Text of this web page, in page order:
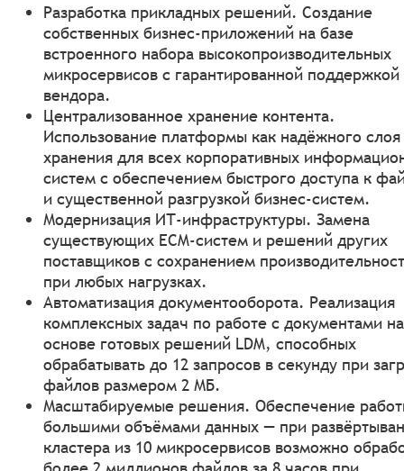
Разработка прикладных решений. Создание
собственных бизнес-приложений на базе
встроенного набора высокопроизводительных
микросервисов с гарантированной поддержкой
вендора.
Централизованное хранение контента.
Использование платформы как надёжного слоя
хранения для всех корпоративных
систем с обеспечением быстрого доступа к
и существенной разгрузкой бизнес-систем.
Модернизация ИТ-инфраструктуры. Замена
существующих ECM-систем и решений других
поставщиков с сохранением
при любых нагрузках.
Автоматизация документооборота. Реализация
комплексных задач по работе с документами на
основе готовых решений LDM, способных
обрабатывать до 12 запросов в секунду при
файлов размером 2 МБ.
Масштабируемые решения. Обеспечение
большими объёмами данных — при
кластера из 10 микросервисов возможно